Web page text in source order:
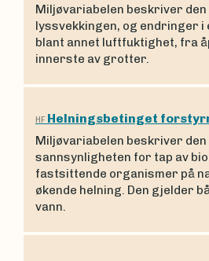
Miljøvariabelen beskriver
lyssvekkingen, og endringer
blant annet luftfuktighet, fra
innerste av grotter.
HF Helningsbetinget
Miljøvariabelen beskriver den
sannsynligheten for tap av
fastsittende organismer på
økende helning. Den gjelder
vann.